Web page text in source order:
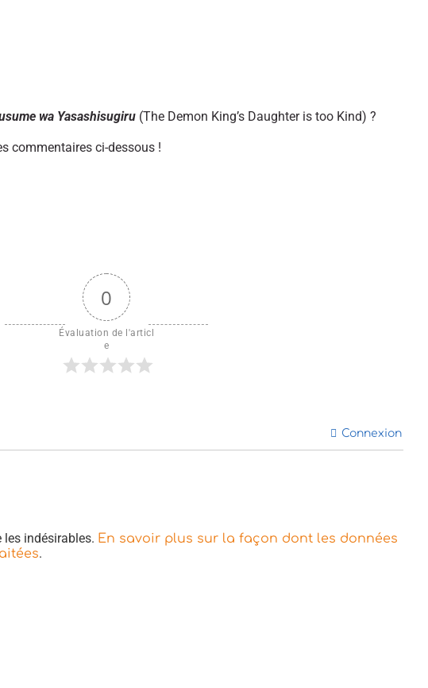
wa Yasashisugiru (The Demon King’s Daughter is too Kind) ?
commentaires ci-dessous !
0
Évaluation de l'articl
e
Connexion
les indésirables. En savoir plus sur la façon dont les données
.